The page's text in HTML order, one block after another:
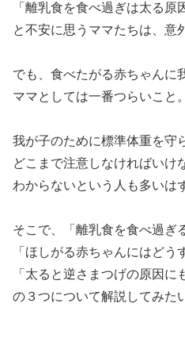
「離乳食を食べ過ぎは太る原
と不安に思うママたちは、意
でも、食べたがる赤ちゃんに
ママとしては一番つらいこと。
我が子のために標準体重を守
どこまで注意しなければいけ
わからないという人も多いは
そこで、「離乳食を食べ過ぎ
「ほしがる赤ちゃんにはどう
「太ると逆さまつげの原因に
の３つについて解説してみた